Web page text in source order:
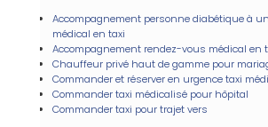
Accompagnement personne diabétique à
médical en taxi
Accompagnement rendez-vous médical en
Chauffeur privé haut de gamme pour
Commander et réserver en urgence taxi
Commander taxi médicalisé pour hôpital
Commander taxi pour trajet vers